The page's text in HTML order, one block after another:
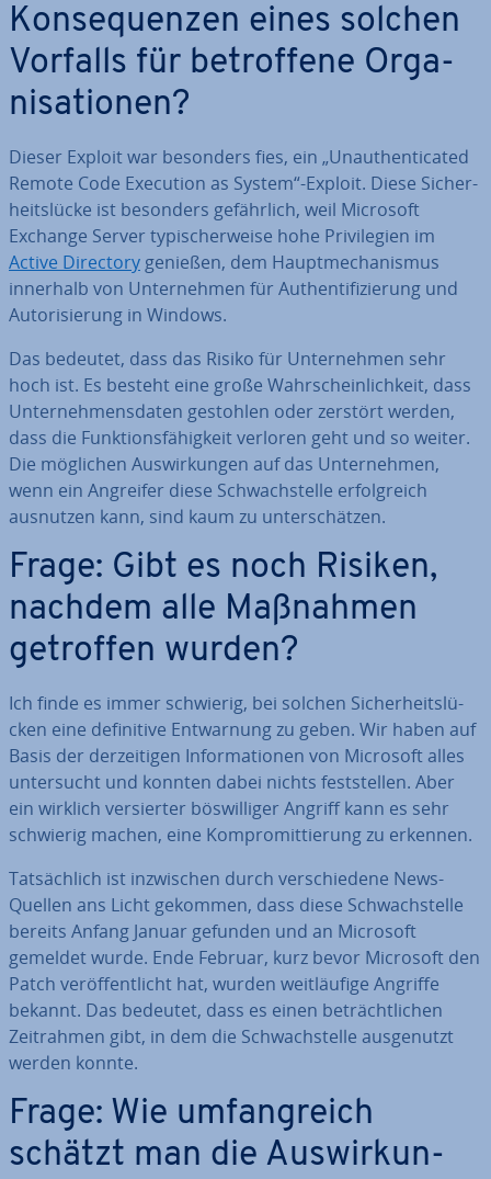
Kon­se­quen­zen eines solchen
Vorfalls für be­trof­fe­ne Or­ga­
ni­sa­tio­nen?
Dieser Exploit war besonders fies, ein „Un­au­then­ti­ca­ted
Remote Code Execution as System“-Exploit. Diese Si­cher­
heits­lü­cke ist besonders ge­fähr­lich, weil Microsoft
Exchange Server ty­pi­scher­wei­se hohe Pri­vi­le­gi­en im
Active Directory genießen, dem Haupt­me­cha­nis­mus
innerhalb von Un­ter­neh­men für Au­then­ti­fi­zie­rung und
Au­to­ri­sie­rung in Windows.
Das bedeutet, dass das Risiko für Un­ter­neh­men sehr
hoch ist. Es besteht eine große Wahr­schein­lich­keit, dass
Un­ter­neh­mens­da­ten gestohlen oder zerstört werden,
dass die Funk­ti­ons­fä­hig­keit verloren geht und so weiter.
Die möglichen Aus­wir­kun­gen auf das Un­ter­neh­men,
wenn ein Angreifer diese Schwach­stel­le er­folg­reich
ausnutzen kann, sind kaum zu un­ter­schät­zen.
Frage: Gibt es noch Risiken,
nachdem alle Maßnahmen
getroffen wurden?
Ich finde es immer schwierig, bei solchen Si­cher­heits­lü­
cken eine de­fi­ni­ti­ve Ent­war­nung zu geben. Wir haben auf
Basis der der­zei­ti­gen In­for­ma­tio­nen von Microsoft alles
un­ter­sucht und konnten dabei nichts fest­stel­len. Aber
ein wirklich ver­sier­ter bös­wil­li­ger Angriff kann es sehr
schwierig machen, eine Kom­pro­mit­tie­rung zu erkennen.
Tat­säch­lich ist in­zwi­schen durch ver­schie­de­ne News-
Quellen ans Licht gekommen, dass diese Schwach­stel­le
bereits Anfang Januar gefunden und an Microsoft
gemeldet wurde. Ende Februar, kurz bevor Microsoft den
Patch ver­öf­fent­licht hat, wurden weit­läu­fi­ge Angriffe
bekannt. Das bedeutet, dass es einen be­trächt­li­chen
Zeit­rah­men gibt, in dem die Schwach­stel­le aus­ge­nutzt
werden konnte.
Frage: Wie um­fang­reich
schätzt man die Aus­wir­kun­